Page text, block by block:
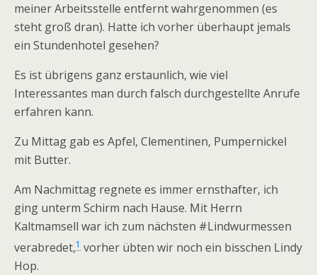
meiner Arbeitsstelle entfernt wahrgenommen (es
steht groß dran). Hatte ich vorher überhaupt jemals
ein Stundenhotel gesehen?
Es ist übrigens ganz erstaunlich, wie viel
Interessantes man durch falsch durchgestellte Anrufe
erfahren kann.
Zu Mittag gab es Apfel, Clementinen, Pumpernickel
mit Butter.
Am Nachmittag regnete es immer ernsthafter, ich
ging unterm Schirm nach Hause. Mit Herrn
Kaltmamsell war ich zum nächsten #Lindwurmessen
verabredet,1 vorher übten wir noch ein bisschen Lindy
Hop.